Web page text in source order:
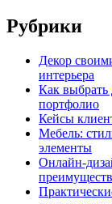
Рубрики
Декор
интерьера
Как выбрать
портфолио
Кейсы
Мебель:
элементы
Онлайн-